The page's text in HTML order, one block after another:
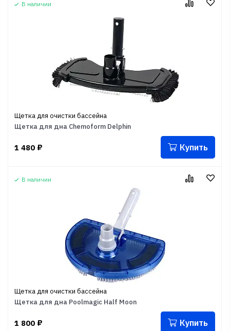
В наличии
Щетка для очистки бассейна
Щетка для дна Chemoform Delphin
1 480 ₽ Купить
В наличии
Щетка для очистки бассейна
Щетка для дна Poolmagic Half Moon
1 800 ₽ Купить